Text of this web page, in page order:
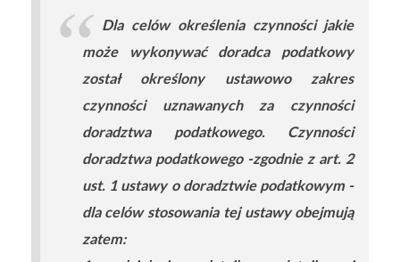
Dla celów określenia czynności jakie
może wykonywać doradca podatkowy
został określony ustawowo zakres
czynności uznawanych za czynności
doradztwa podatkowego. Czynności
doradztwa podatkowego -zgodnie z art. 2
ust. 1 ustawy o doradztwie podatkowym -
dla celów stosowania tej ustawy obejmują
zatem: